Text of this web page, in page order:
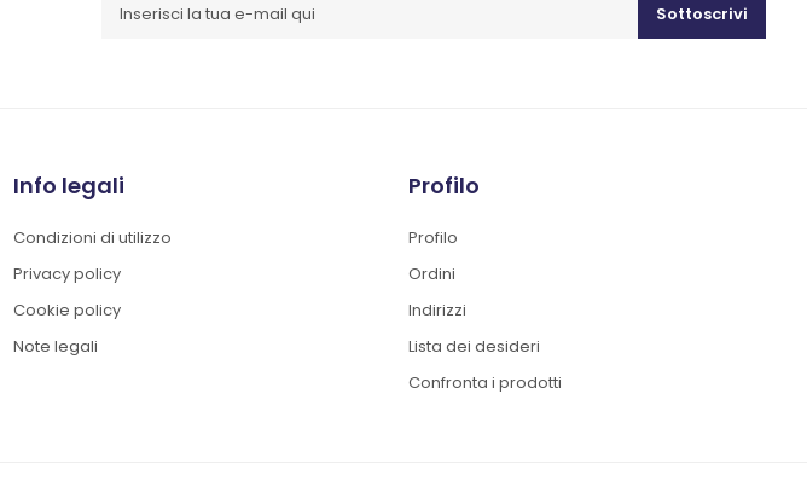
Sottoscrivi
Info legali
Condizioni di utilizzo
Privacy policy
Cookie policy
Note legali
Profilo
Profilo
Ordini
Indirizzi
Lista dei desideri
Confronta i prodotti